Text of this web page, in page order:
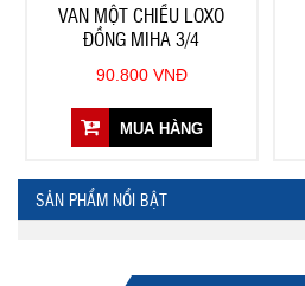
VAN MỘT CHIỀU LOXO
ĐỒNG MIHA 3/4
90.800 VNĐ
MUA HÀNG
SẢN PHẨM NỔI BẬT